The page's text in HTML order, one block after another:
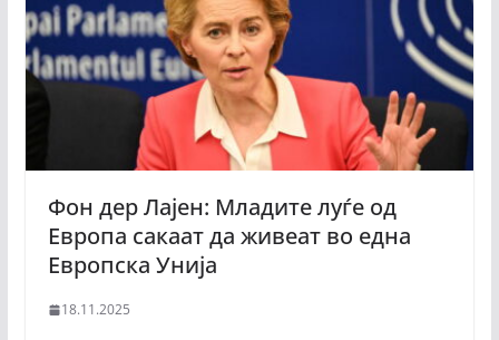
Фон дер Лајен: Младите луѓе од
Европа сакаат да живеат во една
Европска Унија
18.11.2025